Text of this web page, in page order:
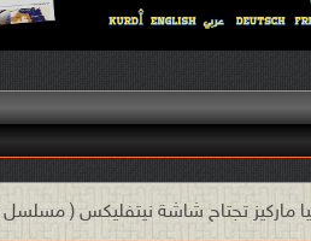
( مسلسل مائة عام من العزلة )